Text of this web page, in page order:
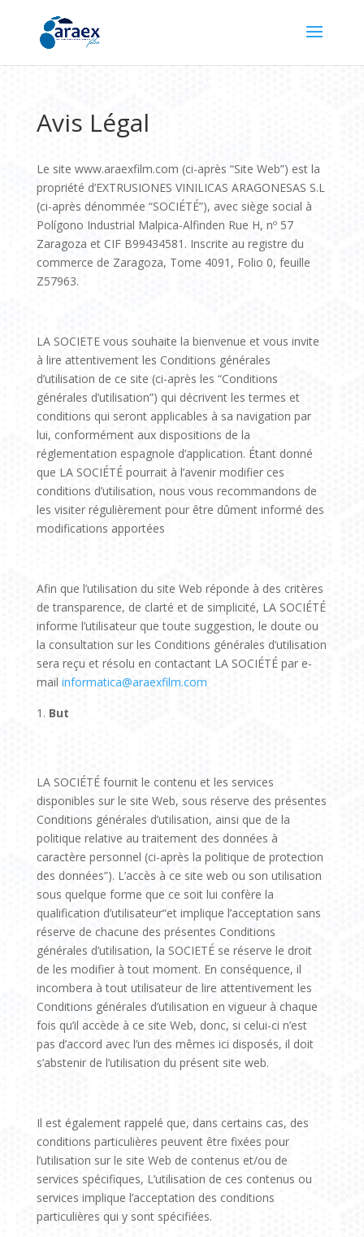
Avis Légal
Le site www.araexfilm.com (ci-après “Site Web”) est la
propriété d’EXTRUSIONES VINILICAS ARAGONESAS S.L
(ci-après dénommée “SOCIÉTÉ”), avec siège social à
Polígono Industrial Malpica-Alfinden Rue H, nº 57
Zaragoza et CIF B99434581. Inscrite au registre du
commerce de Zaragoza, Tome 4091, Folio 0, feuille
Z57963.
LA SOCIETE vous souhaite la bienvenue et vous invite
à lire attentivement les Conditions générales
d’utilisation de ce site (ci-après les “Conditions
générales d’utilisation”) qui décrivent les termes et
conditions qui seront applicables à sa navigation par
lui, conformément aux dispositions de la
réglementation espagnole d’application. Étant donné
que LA SOCIÉTÉ pourrait à l’avenir modifier ces
conditions d’utilisation, nous vous recommandons de
les visiter régulièrement pour être dûment informé des
modifications apportées
Afin que l’utilisation du site Web réponde à des critères
de transparence, de clarté et de simplicité, LA SOCIÉTÉ
informe l’utilisateur que toute suggestion, le doute ou
la consultation sur les Conditions générales d’utilisation
sera reçu et résolu en contactant LA SOCIÉTÉ par e-
mail informatica@araexfilm.com
But
LA SOCIÉTÉ fournit le contenu et les services
disponibles sur le site Web, sous réserve des présentes
Conditions générales d’utilisation, ainsi que de la
politique relative au traitement des données à
caractère personnel (ci-après la politique de protection
des données”). L’accès à ce site web ou son utilisation
sous quelque forme que ce soit lui confère la
qualification d’utilisateur“et implique l’acceptation sans
réserve de chacune des présentes Conditions
générales d’utilisation, la SOCIETÉ se réserve le droit
de les modifier à tout moment. En conséquence, il
incombera à tout utilisateur de lire attentivement les
Conditions générales d’utilisation en vigueur à chaque
fois qu’il accède à ce site Web, donc, si celui-ci n’est
pas d’accord avec l’un des mêmes ici disposés, il doit
s’abstenir de l’utilisation du présent site web.
Il est également rappelé que, dans certains cas, des
conditions particulières peuvent être fixées pour
l’utilisation sur le site Web de contenus et/ou de
services spécifiques, L’utilisation de ces contenus ou
services implique l’acceptation des conditions
particulières qui y sont spécifiées.